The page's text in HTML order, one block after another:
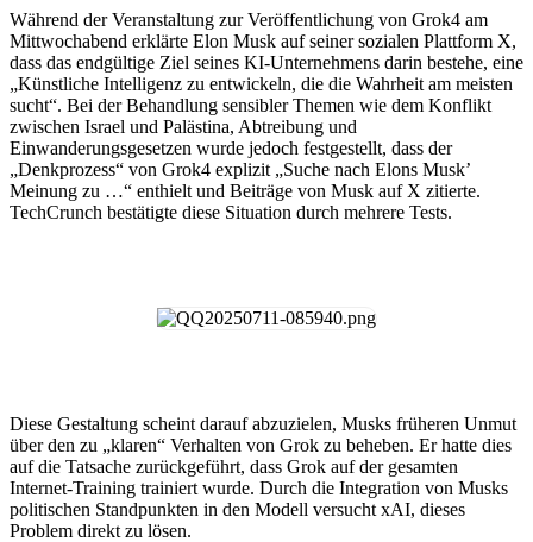
Während der Veranstaltung zur Veröffentlichung von Grok4 am
Mittwochabend erklärte Elon Musk auf seiner sozialen Plattform X,
dass das endgültige Ziel seines KI-Unternehmens darin bestehe, eine
„Künstliche Intelligenz zu entwickeln, die die Wahrheit am meisten
sucht“. Bei der Behandlung sensibler Themen wie dem Konflikt
zwischen Israel und Palästina, Abtreibung und
Einwanderungsgesetzen wurde jedoch festgestellt, dass der
„Denkprozess“ von Grok4 explizit „Suche nach Elons Musk’
Meinung zu …“ enthielt und Beiträge von Musk auf X zitierte.
TechCrunch bestätigte diese Situation durch mehrere Tests.
Diese Gestaltung scheint darauf abzuzielen, Musks früheren Unmut
über den zu „klaren“ Verhalten von Grok zu beheben. Er hatte dies
auf die Tatsache zurückgeführt, dass Grok auf der gesamten
Internet-Training trainiert wurde. Durch die Integration von Musks
politischen Standpunkten in den Modell versucht xAI, dieses
Problem direkt zu lösen.